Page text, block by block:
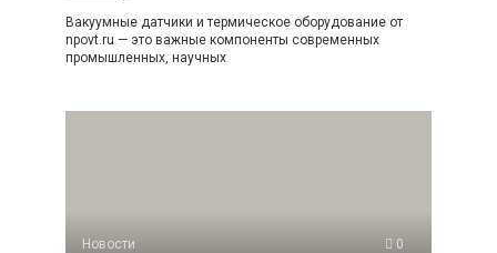
Вакуумные датчики и термическое оборудование от
npovt.ru — это важные компоненты современных
промышленных, научных
Новости 0